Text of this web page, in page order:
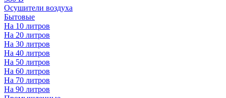
Осушители воздуха
Бытовые
На 10 литров
На 20 литров
На 30 литров
На 40 литров
На 50 литров
На 60 литров
На 70 литров
На 90 литров